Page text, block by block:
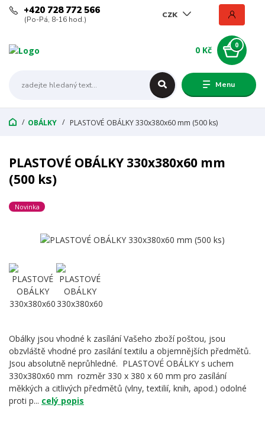
Menu
CZK
+420 728 772 566
(Po-Pá, 8-16 hod.)
0
0 Kč
OBÁLKY PLASTOVÉ OBÁLKY 330x380x60 mm (500 ks)
PLASTOVÉ OBÁLKY 330x380x60 mm
(500 ks)
Novinka
Obálky jsou vhodné k zasílání Vašeho zboží poštou, jsou
obzvláště vhodné pro zasílání textilu a objemnějších předmětů.
Jsou absolutně neprůhledné. PLASTOVÉ OBÁLKY s uchem
330x380x60 mm rozměr 330 x 380 x 60 mm pro zasílání
měkkých a citlivých předmětů (vlny, textilií, knih, apod.) odolné
proti p... celý popis